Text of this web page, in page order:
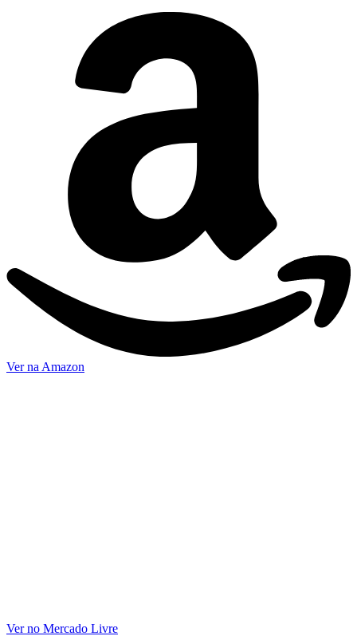
Ver na Amazon
Ver no Mercado Livre